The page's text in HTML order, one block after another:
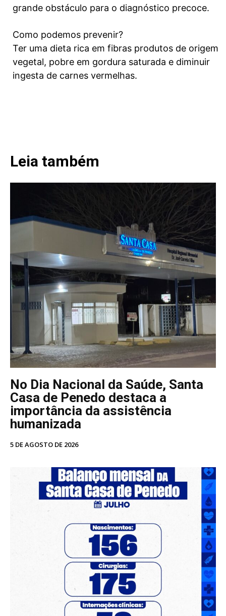
grande obstáculo para o diagnóstico precoce.
Como podemos prevenir?
Ter uma dieta rica em fibras produtos de origem
vegetal, pobre em gordura saturada e diminuir
ingesta de carnes vermelhas.
Leia também
No Dia Nacional da Saúde, Santa
Casa de Penedo destaca a
importância da assistência
humanizada
5 DE AGOSTO DE 2026